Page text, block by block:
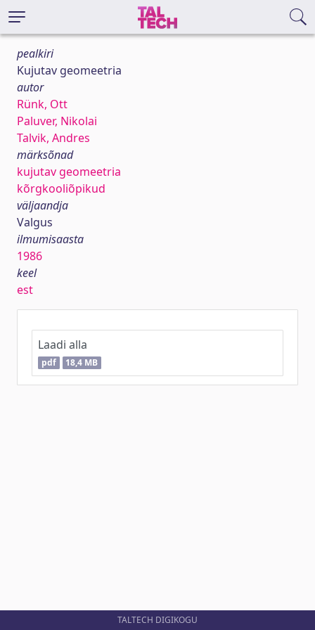
pealkiri
Kujutav geomeetria
autor
Rünk, Ott
Paluver, Nikolai
Talvik, Andres
märksõnad
kujutav geomeetria
kõrgkooliõpikud
väljaandja
Valgus
ilmumisaasta
1986
keel
est
Laadi alla
pdf 18,4 MB
TALTECH DIGIKOGU